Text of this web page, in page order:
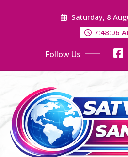
Saturday, 8
7:48:08
Follow Us